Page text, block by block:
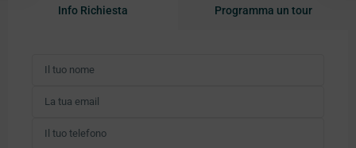
Info Richiesta Programma un tour